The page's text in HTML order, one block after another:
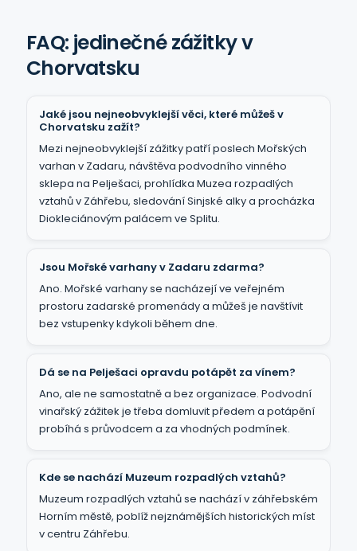
FAQ: jedinečné zážitky v
Chorvatsku
Jaké jsou nejneobvyklejší věci, které můžeš v
Chorvatsku zažít?
Mezi nejneobvyklejší zážitky patří poslech Mořských
varhan v Zadaru, návštěva podvodního vinného
sklepa na Pelješaci, prohlídka Muzea rozpadlých
vztahů v Záhřebu, sledování Sinjské alky a procházka
Diokleciánovým palácem ve Splitu.
Jsou Mořské varhany v Zadaru zdarma?
Ano. Mořské varhany se nacházejí ve veřejném
prostoru zadarské promenády a můžeš je navštívit
bez vstupenky kdykoli během dne.
Dá se na Pelješaci opravdu potápět za vínem?
Ano, ale ne samostatně a bez organizace. Podvodní
vinařský zážitek je třeba domluvit předem a potápění
probíhá s průvodcem a za vhodných podmínek.
Kde se nachází Muzeum rozpadlých vztahů?
Muzeum rozpadlých vztahů se nachází v záhřebském
Horním městě, poblíž nejznámějších historických míst
v centru Záhřebu.